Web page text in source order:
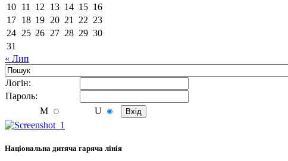
10 11 12 13 14 15 16
17 18 19 20 21 22 23
24 25 26 27 28 29 30
31
« Лип
Логiн:
Пароль:
M
U
Національна дитяча гаряча лінія